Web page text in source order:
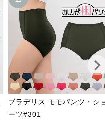
ブラデリス モモパンツ・シ
ーツ#301